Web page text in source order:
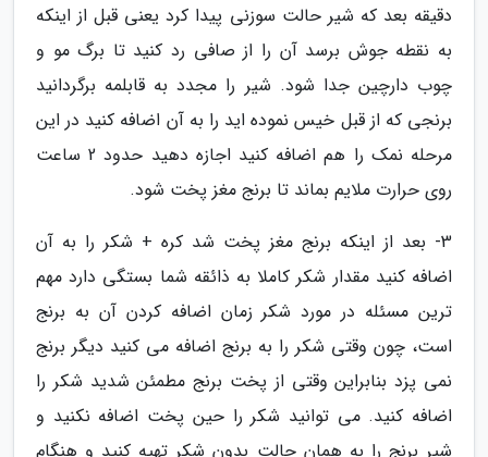
دقیقه بعد که شیر حالت سوزنی پیدا کرد یعنی قبل از اینکه
به نقطه جوش برسد آن را از صافی رد کنید تا برگ مو و
چوب دارچین جدا شود. شیر را مجدد به قابلمه برگردانید
برنجی که از قبل خیس نموده اید را به آن اضافه کنید در این
مرحله نمک را هم اضافه کنید اجازه دهید حدود 2 ساعت
روی حرارت ملایم بماند تا برنج مغز پخت شود.
3- بعد از اینکه برنج مغز پخت شد کره + شکر را به آن
اضافه کنید مقدار شکر کاملا به ذائقه شما بستگی دارد مهم
ترین مسئله در مورد شکر زمان اضافه کردن آن به برنج
است، چون وقتی شکر را به برنج اضافه می کنید دیگر برنج
نمی پزد بنابراین وقتی از پخت برنج مطمئن شدید شکر را
اضافه کنید. می توانید شکر را حین پخت اضافه نکنید و
شیر برنج را به همان حالت بدون شکر تهیه کنید و هنگام